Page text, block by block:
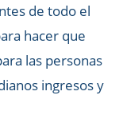
de todo el
hacer que
las personas
ingresos y